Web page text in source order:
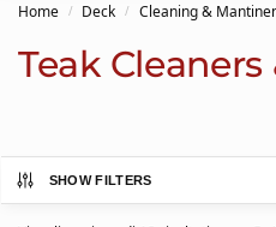
Home / Deck / Cleaning &
Teak Cleaners
SHOW FILTERS